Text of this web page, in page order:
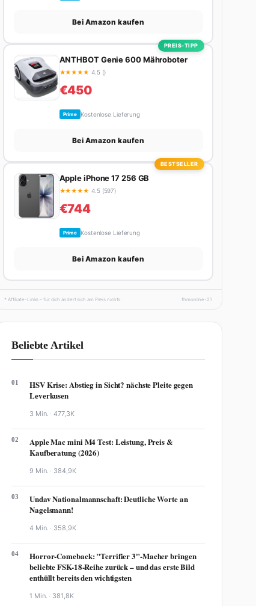
Bei Amazon kaufen
PREIS-TIPP
ANTHBOT Genie 600 Mähroboter
★★★★★ 4.5 ()
€450
Prime Kostenlose Lieferung
Bei Amazon kaufen
BESTSELLER
Apple iPhone 17 256 GB
★★★★★ 4.5 (597)
€744
Prime Kostenlose Lieferung
Bei Amazon kaufen
* Affiliate-Links – für dich ändert sich am Preis nichts. fhmonline-21
Beliebte Artikel
01
HSV Krise: Abstieg in Sicht? nächste Pleite gegen
Leverkusen
3 Min. ·477,3K
02
Apple Mac mini M4 Test: Leistung, Preis &
Kaufberatung (2026)
9 Min. · 384,9K
03
Undav Nationalmannschaft: Deutliche Worte an
Nagelsmann!
4 Min. · 358,9K
04
Horror-Comeback: "Terrifier 3"-Macher bringen
beliebte FSK-18-Reihe zurück – und das erste Bild
enthüllt bereits den wichtigsten
1 Min. · 381,8K